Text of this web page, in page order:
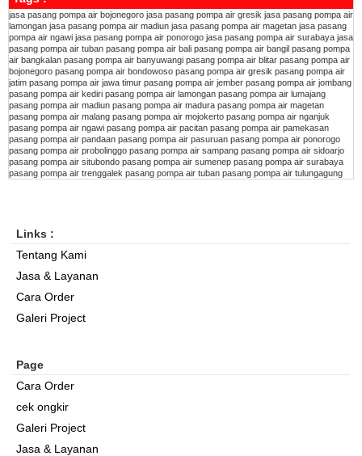
jasa pasang pompa air bojonegoro jasa pasang pompa air gresik jasa pasang pompa air
lamongan jasa pasang pompa air madiun jasa pasang pompa air magetan jasa pasang
pompa air ngawi jasa pasang pompa air ponorogo jasa pasang pompa air surabaya jasa
pasang pompa air tuban pasang pompa air bali pasang pompa air bangil pasang pompa
air bangkalan pasang pompa air banyuwangi pasang pompa air blitar pasang pompa air
bojonegoro pasang pompa air bondowoso pasang pompa air gresik pasang pompa air
jatim pasang pompa air jawa timur pasang pompa air jember pasang pompa air jombang
pasang pompa air kediri pasang pompa air lamongan pasang pompa air lumajang
pasang pompa air madiun pasang pompa air madura pasang pompa air magetan
pasang pompa air malang pasang pompa air mojokerto pasang pompa air nganjuk
pasang pompa air ngawi pasang pompa air pacitan pasang pompa air pamekasan
pasang pompa air pandaan pasang pompa air pasuruan pasang pompa air ponorogo
pasang pompa air probolinggo pasang pompa air sampang pasang pompa air sidoarjo
pasang pompa air situbondo pasang pompa air sumenep pasang pompa air surabaya
pasang pompa air trenggalek pasang pompa air tuban pasang pompa air tulungagung
Links :
Tentang Kami
Jasa & Layanan
Cara Order
Galeri Project
Page
Cara Order
cek ongkir
Galeri Project
Jasa & Layanan